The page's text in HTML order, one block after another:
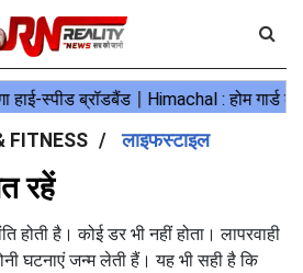
FITNESS लाइफस्टाइल
रहें
होती है। कोई डर भी नहीं होता। लापरवाही
घटनाएं जन्म लेती हैं। यह भी सही है कि